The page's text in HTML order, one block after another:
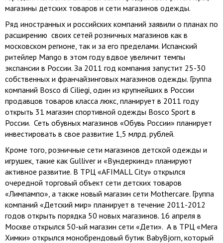
магазины детских товаров и сети магазинов одежды.
Ряд иностранных и российских компаний заявили о планах по
расширению своих сетей розничных магазинов как в
московском регионе, так и за его пределами. Испанский
ритейлер Mango в этом году вдвое увеличит темпы
экспансии в России. За 2011 год компания запустит 25-30
собственных и франчайзинговых магазинов одежды. Группа
компаний Bosco di Ciliegi, один из крупнейших в России
продавцов товаров класса люкс, планирует в 2011 году
открыть 31 магазин спортивной одежды Bosco Sport в
России. Сеть обувных магазинов «Обувь России» планирует
инвестировать в свое развитие 1,5 млрд. рублей.
Кроме того, розничные сети магазинов детской одежды и
игрушек, такие как Gulliver и «Вундеркинд» планируют
активное развитие. В ТРЦ «AFIMALL City» открылся
очередной торговый объект сети детских товаров
«Лимпампо», а также новый магазин сети Mothercare. Группа
компаний «Детский мир» планирует в течение 2011-2012
годов открыть порядка 50 новых магазинов. 16 апреля в
Москве открылся 50-ый магазин сети «Дети». А в ТРЦ «Мега
Химки» открылся монобрендовый бутик BabyBjorn, который